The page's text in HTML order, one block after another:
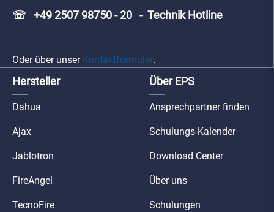
☏ +49 2507 98750 - 20 - Technik Hotline
Oder über unser Kontaktformular.
Hersteller
Dahua
Ajax
Jablotron
FireAngel
TecnoFire
Über EPS
Ansprechpartner finden
Schulungs-Kalender
Download Center
Über uns
Schulungen